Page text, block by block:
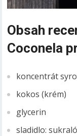
Obsah
Coconela
koncentrát
kokos (krém)
glycerin
sladidlo: